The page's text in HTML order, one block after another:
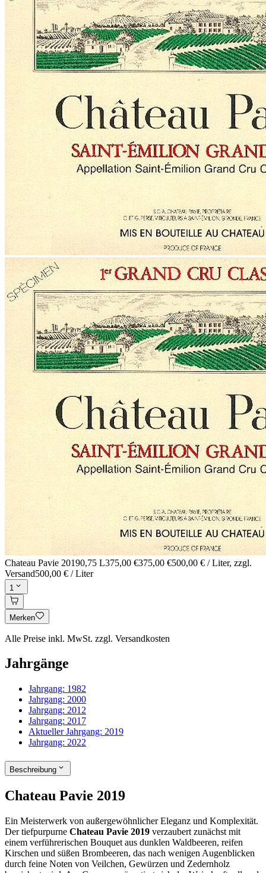
Chateau Pavie 20190,75 L375,00 €375,00 €500,00 € / Liter, zzgl.
Versand500,00 € / Liter
1
Merken
Alle Preise inkl. MwSt. zzgl. Versandkosten
Jahrgänge
Jahrgang: 1982
Jahrgang: 2000
Jahrgang: 2012
Jahrgang: 2017
Aktueller Jahrgang: 2019
Jahrgang: 2022
Beschreibung
Chateau Pavie 2019
Ein Meisterwerk von außergewöhnlicher Eleganz und Komplexität.
Der tiefpurpurne Chateau Pavie 2019 verzaubert zunächst mit
einem verführerischen Bouquet aus dunklen Waldbeeren, reifen
Kirschen und süßen Brombeeren, das nach wenigen Augenblicken
durch feine Noten von Veilchen, Gewürzen und Zedernholz